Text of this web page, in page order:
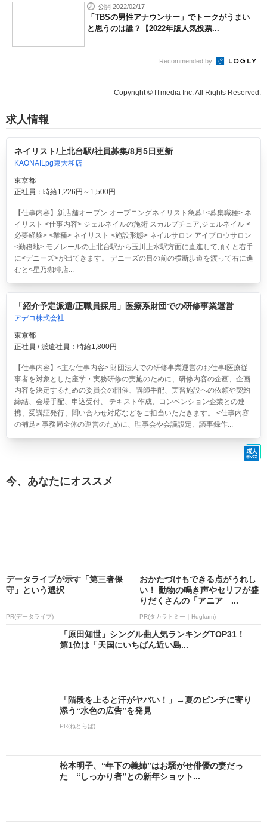
公開 2022/02/17
「TBSの男性アナウンサー」でトークがうまい
と思うのは誰？【2022年版人気投票...
Recommended by
Copyright © ITmedia Inc. All Rights Reserved.
求人情報
ネイリスト/上北台駅/社員募集/8月5日更新
KAONAILpg東大和店
東京都
正社員：時給1,226円～1,500円
【仕事内容】新店舗オープン オープニングネイリスト急募! <募集職種> ネ
イリスト <仕事内容> ジェルネイルの施術 スカルプチュア,ジェルネイル <
必要経験> <業種> ネイリスト <施設形態> ネイルサロン アイブロウサロン
<勤務地> モノレールの上北台駅から玉川上水駅方面に直進して頂くと右手
に<デニーズ>が出てきます。 デニーズの目の前の横断歩道を渡って右に進
むと<星乃珈琲店...
「紹介予定派遣/正職員採用」医療系財団での研修事業運営
アデコ株式会社
東京都
正社員 / 派遣社員：時給1,800円
【仕事内容】<主な仕事内容> 財団法人での研修事業運営のお仕事!医療従
事者を対象とした座学・実務研修の実施のために、研修内容の企画、企画
内容を決定するための委員会の開催、講師手配、実習施設への依頼や契約
締結、会場手配、申込受付、 テキスト作成、コンベンション企業との連
携、受講証発行、問い合わせ対応などをご担当いただきます。 <仕事内容
の補足> 事務局全体の運営のために、理事会や会議設定、議事録作...
今、あなたにオススメ
データライブが示す「第三者保
守」という選択
PR(データライブ)
おかたづけもできる点がうれし
い！ 動物の鳴き声やセリフが盛
りだくさんの「アニア ...
PR(タカラトミー｜Hugkum)
「原田知世」シングル曲人気ランキングTOP31！
第1位は「天国にいちばん近い島...
「階段を上ると汗がヤバい！」→夏のピンチに寄り
添う“水色の広告”を発見
PR(ねとらぼ)
松本明子、“年下の義姉”はお騒がせ俳優の妻だっ
た “しっかり者”との新年ショット...